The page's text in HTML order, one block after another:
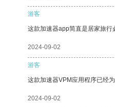
游客
这款加速器app简直是居家旅行
2024-09-02
游客
这款加速器VPM应用程序已经
2024-09-02